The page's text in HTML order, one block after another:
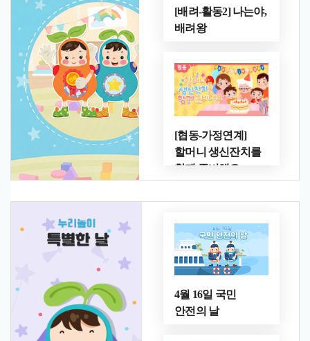
[배려-활동2] 나는야,
배려왕
[협동-가정연계]
할머니 생신잔치를
함께 준비해요
4월 16일 국민
안전의 날